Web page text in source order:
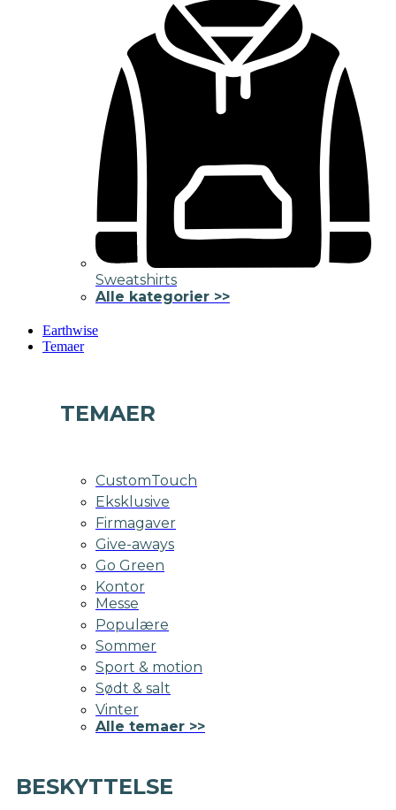
Sweatshirts
Alle kategorier >>
Earthwise
Temaer
TEMAER
CustomTouch
Eksklusive
Firmagaver
Give-aways
Go Green
Kontor
Messe
Populære
Sommer
Sport & motion
Sødt & salt
Vinter
Alle temaer >>
BESKYTTELSE